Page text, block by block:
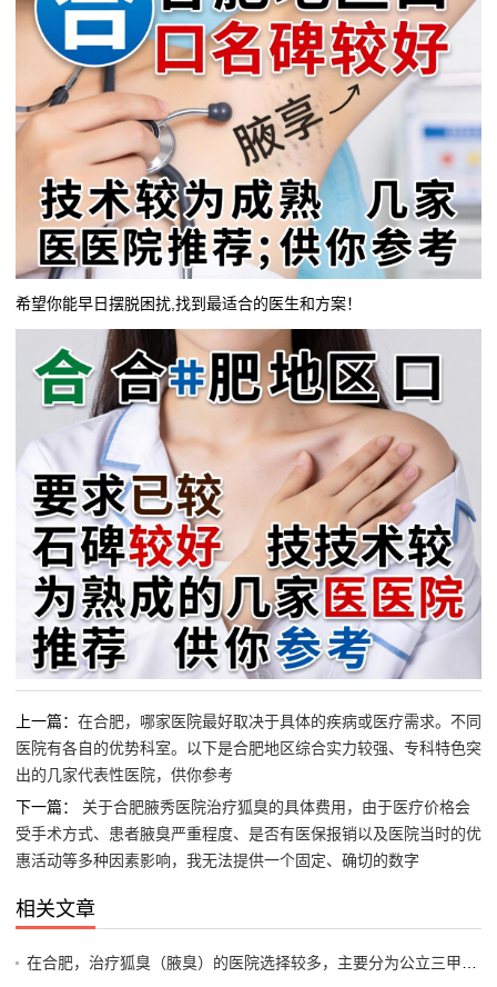
希望你能早日摆脱困扰,找到最适合的医生和方案！
上一篇： 在合肥，哪家医院最好取决于具体的疾病或医疗需求。不同
医院有各自的优势科室。以下是合肥地区综合实力较强、专科特色突
出的几家代表性医院，供你参考
下一篇： 关于合肥腋秀医院治疗狐臭的具体费用，由于医疗价格会
受手术方式、患者腋臭严重程度、是否有医保报销以及医院当时的优
惠活动等多种因素影响，我无法提供一个固定、确切的数字
相关文章